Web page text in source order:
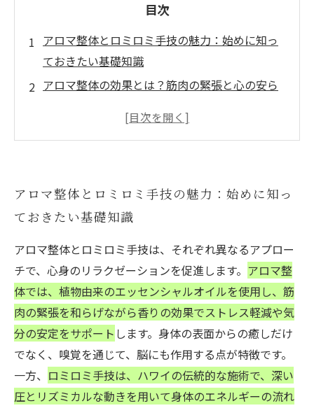
目次
アロマ整体とロミロミ手技の魅力：始めに知っ
ておきたい基礎知識
アロマ整体の効果とは？筋肉の緊張と心の安ら
ロミロミ手技の秘密：ハワイ伝統の深い圧とリ
の特徴を詳しく解説
最強のリラクゼーションを目指して：アロマ整
体とロミロミの組み合わせ術
セルフケアに活かす：自宅でできるアロマ整体
とロミロミのポイント
心身のバランスを整える極意：アロマ整体とロ
ミロミ手技で健康な毎日を
アロマ整体とロミロミ手技の魅力：始めに知っ
ておきたい基礎知識
アロマ整体とロミロミ手技は、それぞれ異なるアプロー
チで、心身のリラクゼーションを促進します。 アロマ整
体では、植物由来のエッセンシャルオイルを使用し、筋
肉の緊張を和らげながら香りの効果でストレス軽減や気
分の安定をサポート します。身体の表面からの癒しだけ
でなく、嗅覚を通じて、脳にも作用する点が特徴です。
一方、 ロミロミ手技は、ハワイの伝統的な施術で、深い
圧とリズミカルな動きを用いて身体のエネルギーの流れ